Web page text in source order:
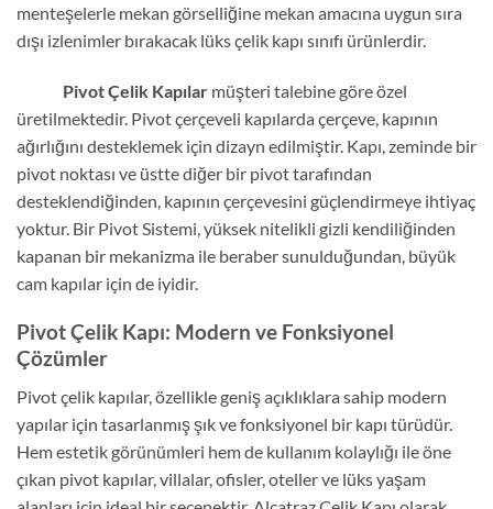
menteşelerle mekan görselliğine mekan amacına uygun sıra
dışı izlenimler bırakacak lüks çelik kapı sınıfı ürünlerdir.
Pivot Çelik Kapılar müşteri talebine göre özel
üretilmektedir. Pivot çerçeveli kapılarda çerçeve, kapının
ağırlığını desteklemek için dizayn edilmiştir. Kapı, zeminde bir
pivot noktası ve üstte diğer bir pivot tarafından
desteklendiğinden, kapının çerçevesini güçlendirmeye ihtiyaç
yoktur. Bir Pivot Sistemi, yüksek nitelikli gizli kendiliğinden
kapanan bir mekanizma ile beraber sunulduğundan, büyük
cam kapılar için de iyidir.
Pivot Çelik Kapı: Modern ve Fonksiyonel
Çözümler
Pivot çelik kapılar, özellikle geniş açıklıklara sahip modern
yapılar için tasarlanmış şık ve fonksiyonel bir kapı türüdür.
Hem estetik görünümleri hem de kullanım kolaylığı ile öne
çıkan pivot kapılar, villalar, ofisler, oteller ve lüks yaşam